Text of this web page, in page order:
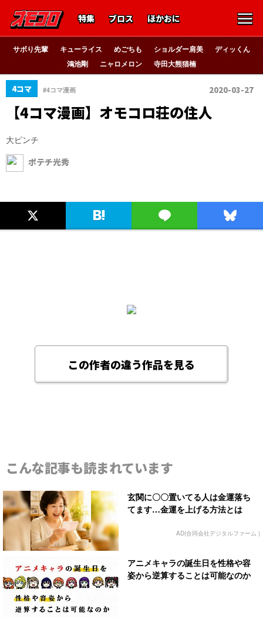
特集 ブロス ほかおに
サボり先輩 キューライス めごちも ショルダー肩美
ディッくん
鴻池剛
ニャロメロン 寺田大熊猫楠
4コマ #4コマ漫画 2020-03-27
【4コマ漫画】オモコロ荘の住人
大ピンチ
ポテチ光秀
この作者の違う作品を見る
こんな記事も読まれています
玄関に〇〇置いてる人は金運落ち
てます…金運を上げる方法とは
AD(合同会社デジタルファーム )
アニメキャラの誕生日を性格や容
姿から逆算することは可能なのか